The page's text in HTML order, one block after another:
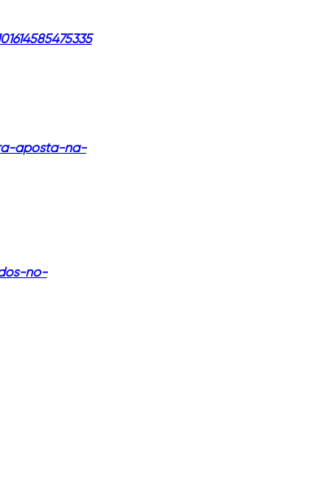
aposta-na-
no-